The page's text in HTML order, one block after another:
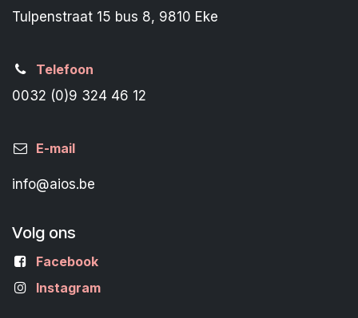
Tulpenstraat 15 bus 8, 9810 Eke
Telefoon
0032 (0)9 324 46 12
E-mail
info@aios.be
Volg ons
Facebook
Instagram